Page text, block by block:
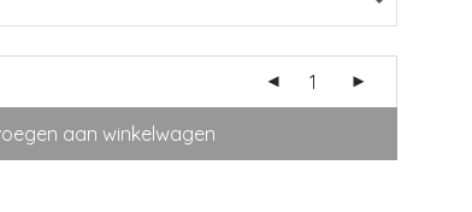
aan winkelwagen